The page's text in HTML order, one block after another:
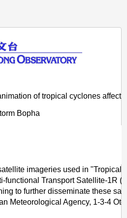
of tropical cyclones
Bopha
imageries used in "Tropical
functional Transport Satellite-1R
to further disseminate these
Meteorological Agency, 1-3-4